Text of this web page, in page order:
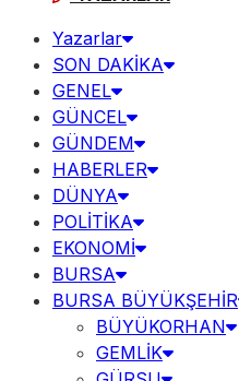
Yazarlar
SON DAKİKA
GENEL
GÜNCEL
GÜNDEM
HABERLER
DÜNYA
POLİTİKA
EKONOMİ
BURSA
BURSA BÜYÜKŞEHİR
BÜYÜKORHAN
GEMLİK